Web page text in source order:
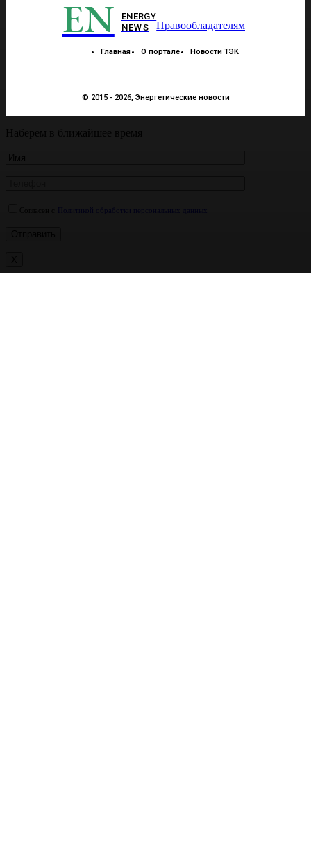
EN
ENERGY
NEWS
Правообладателям
Главная О портале Новости ТЭК
© 2015 - 2026, Энергетические новости
Наберем в ближайшее время